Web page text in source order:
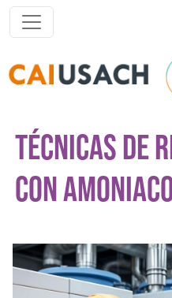
Pasar al contenido principal
TÉCNICAS DE
CON
Imagen del curso